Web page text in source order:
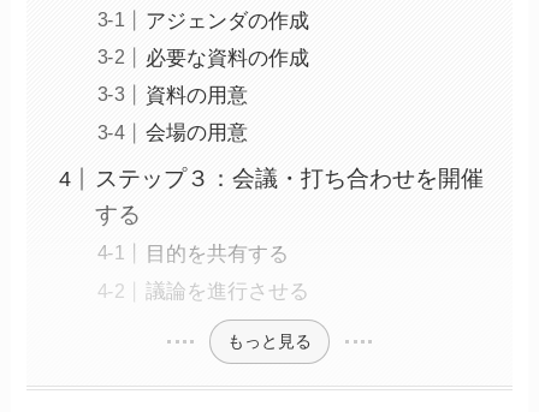
アジェンダの作成
必要な資料の作成
資料の用意
会場の用意
ステップ３：会議・打ち合わせを開催
する
目的を共有する
議論を進行させる
もっと見る